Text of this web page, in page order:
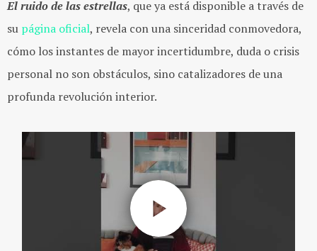
El ruido de las estrellas, que ya está disponible a través de
su página oficial, revela con una sinceridad conmovedora,
cómo los instantes de mayor incertidumbre, duda o crisis
personal no son obstáculos, sino catalizadores de una
profunda revolución interior.